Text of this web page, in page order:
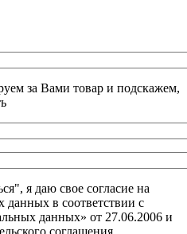
за Вами товар и подскажем,
я даю свое согласие на
данных в соответствии с
данных» от 27.06.2006 и